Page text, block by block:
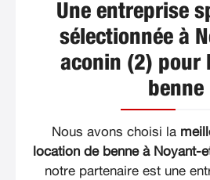
Une entreprise
sélectionnée à
aconin (2) pour
benne
Nous avons choisi la
location de benne à Noyant-
notre partenaire est une